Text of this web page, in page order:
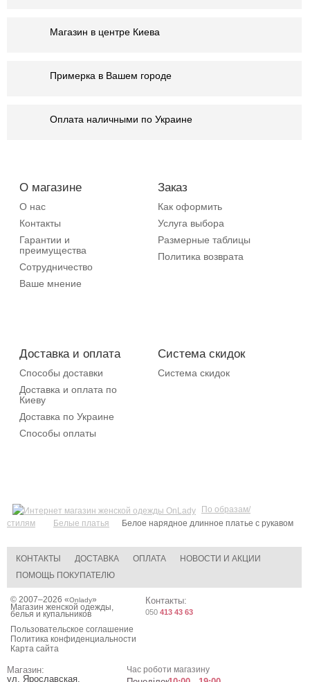
Магазин в центре Киева
Примерка в Вашем городе
Оплата наличными по Украине
О магазине
О нас
Контакты
Гарантии и
преимущества
Сотрудничество
Ваше мнение
Заказ
Как оформить
Услуга выбора
Размерные таблицы
Политика возврата
Доставка и оплата
Способы доставки
Доставка и оплата по
Киеву
Доставка по Украине
Способы оплаты
Система скидок
Система скидок
По образам/
стилям
Белые платья Белое нарядное длинное платье с рукавом
КОНТАКТЫ ДОСТАВКА ОПЛАТА
НОВОСТИ И АКЦИИ
ПОМОЩЬ ПОКУПАТЕЛЮ
© 2007–2026 «Onlady»
Магазин женской одежды,
белья и купальников
Пользовательское соглашение
Политика конфиденциальности
Карта сайта
Контакты:
050 413 43 63
Магазин:
ул. Ярославская,
Час роботи магазину